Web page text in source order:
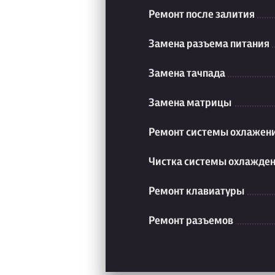
Ремонт после залития
Замена разъема питания
Замена тачпада
Замена матрицы
Ремонт системы
Чистка системы
Ремонт клавиатуры
Ремонт разъемов